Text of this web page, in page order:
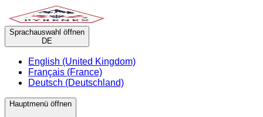
Sprachauswahl öffnen
DE
English (United Kingdom)
Français (France)
Deutsch (Deutschland)
Hauptmenü öffnen